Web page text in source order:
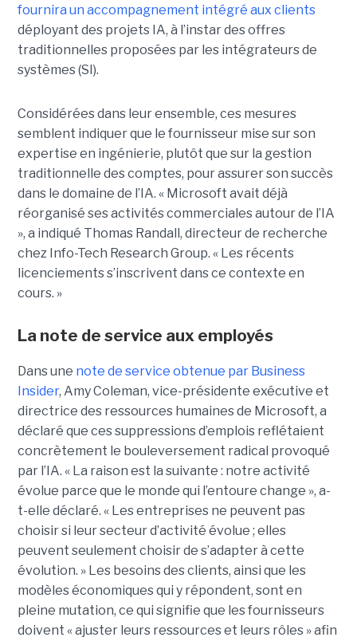
fournira un accompagnement intégré aux clients
déployant des projets IA, à l’instar des offres
traditionnelles proposées par les intégrateurs de
systèmes (SI).
Considérées dans leur ensemble, ces mesures
semblent indiquer que le fournisseur mise sur son
expertise en ingénierie, plutôt que sur la gestion
traditionnelle des comptes, pour assurer son succès
dans le domaine de l’IA. « Microsoft avait déjà
réorganisé ses activités commerciales autour de l’IA
», a indiqué Thomas Randall, directeur de recherche
chez Info-Tech Research Group. « Les récents
licenciements s’inscrivent dans ce contexte en
cours. »
La note de service aux employés
Dans une note de service obtenue par Business
Insider, Amy Coleman, vice-présidente exécutive et
directrice des ressources humaines de Microsoft, a
déclaré que ces suppressions d’emplois reflétaient
concrètement le bouleversement radical provoqué
par l’IA. « La raison est la suivante : notre activité
évolue parce que le monde qui l’entoure change », a-
t-elle déclaré. « Les entreprises ne peuvent pas
choisir si leur secteur d’activité évolue ; elles
peuvent seulement choisir de s’adapter à cette
évolution. » Les besoins des clients, ainsi que les
modèles économiques qui y répondent, sont en
pleine mutation, ce qui signifie que les fournisseurs
doivent « ajuster leurs ressources et leurs rôles » afin